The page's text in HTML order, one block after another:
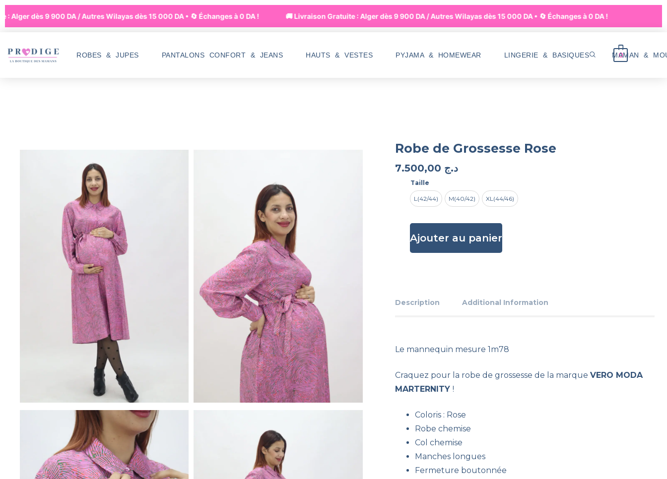
dès 9 900 DA / Autres Wilayas dès 15 000 DA • 🔄 Échanges à 0 DA ! 🚚 Livraison Gratuite : Alger dès 9 900 DA / Autres Wilayas dès 15 000 DA • 🔄 Échanges à 0 DA !
ROBES & JUPES PANTALONS CONFORT & JEANS HAUTS & VESTES PYJAMA & HOMEWEAR LINGERIE & BASIQUES MAMAN &
0
Robe de Grossesse Rose
د.ج
Taille
L(42/44) M(40/42) XL(44/46)
Ajouter au panier
Description Additional Information
Le mannequin mesure 1m78
Craquez pour la robe de grossesse de la marque VERO MODA
MARTERNITY !
Coloris : Rose
Robe chemise
Col chemise
Manches longues
Fermeture boutonnée